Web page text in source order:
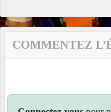
COMMENTEZ